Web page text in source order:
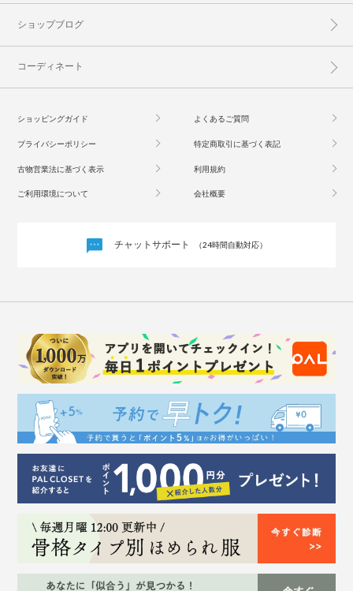
ショップブログ
コーディネート
ショッピングガイド よくあるご質問
プライバシーポリシー 特定商取引に基づく表記
古物営業法に基づく表示 利用規約
ご利用環境について 会社概要
チャットサポート （24時間自動対応）